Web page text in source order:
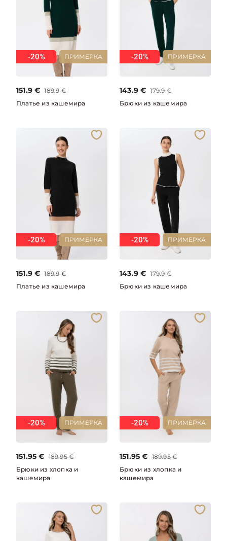
ПРИМЕРКА
-20%
151.9 € 189.9 €
Платье из кашемира
ПРИМЕРКА
-20%
143.9 € 179.9 €
Брюки из кашемира
ПРИМЕРКА
-20%
151.9 € 189.9 €
Платье из кашемира
ПРИМЕРКА
-20%
143.9 € 179.9 €
Брюки из кашемира
ПРИМЕРКА
-20%
151.95 € 189.95 €
Брюки из хлопка и
кашемира
ПРИМЕРКА
-20%
151.95 € 189.95 €
Брюки из хлопка и
кашемира